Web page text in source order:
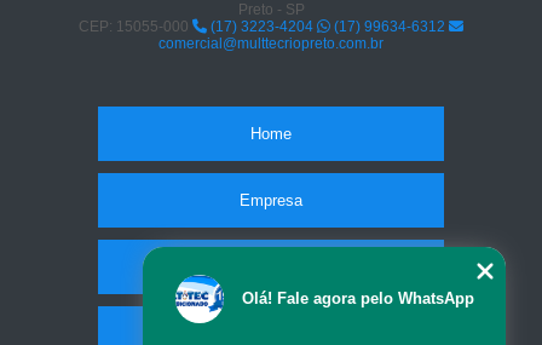
Preto - SP
CEP: 15055-000
(17) 3223-4204
(17) 99634-6312
comercial@multtecriopreto.com.br
Home
Empresa
Olá! Fale agora pelo WhatsApp